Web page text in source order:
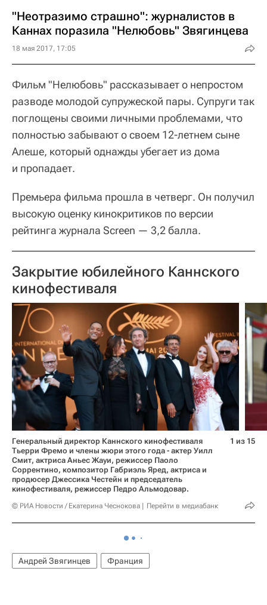
"Неотразимо страшно": журналистов в
Каннах поразила "Нелюбовь" Звягинцева
18 мая 2017, 17:05
Фильм "Нелюбовь" рассказывает о непростом
разводе молодой супружеской пары. Супруги так
поглощены своими личными проблемами, что
полностью забывают о своем 12-летнем сыне
Алеше, который однажды убегает из дома
и пропадает.
Премьера фильма прошла в четверг. Он получил
высокую оценку кинокритиков по версии
рейтинга журнала Screen — 3,2 балла.
Закрытие юбилейного Каннского
кинофестиваля
Генеральный директор Каннского кинофестиваля
Тьерри Фремо и члены жюри этого года - актер Уилл
Смит, актриса Аньес Жауи, режиссер Паоло
Соррентино, композитор Габриэль Яред, актриса и
продюсер Джессика Честейн и председатель
кинофестиваля, режиссер Педро Альмодовар.
© РИА Новости / Екатерина Чеснокова Перейти в медиабанк
1 из 15
Андрей Звягинцев Франция